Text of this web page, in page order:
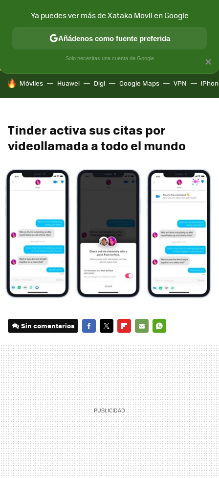
CONECTIVIDAD MÓVIL Y SOCIEDAD APLICACIONES
HOY SE HABLA DE
Móviles Huawei Digi Google Maps VPN
Tinder activa sus citas por
videollamada a todo el mundo
Sin comentarios
MAIL
×
Ya puedes ver más de Xataka Movil en Google
Añádenos como fuente preferida
Solo necesitas una cuenta de Google